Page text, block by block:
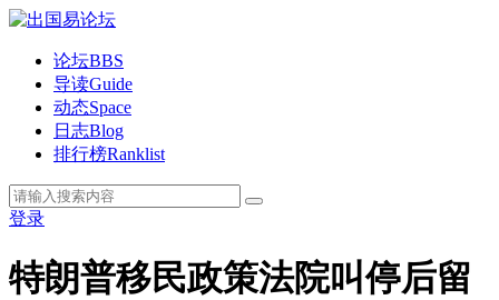
论坛BBS
导读Guide
动态Space
日志Blog
排行榜Ranklist
登录
特朗普移民政策法院叫停后留